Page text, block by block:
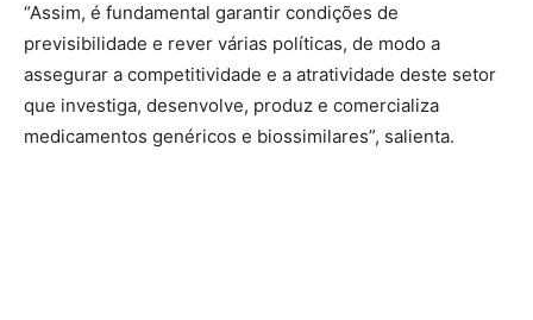
“Assim, é fundamental garantir condições de
previsibilidade e rever várias políticas, de modo a
assegurar a competitividade e a atratividade deste setor
que investiga, desenvolve, produz e comercializa
medicamentos genéricos e biossimilares”, salienta.